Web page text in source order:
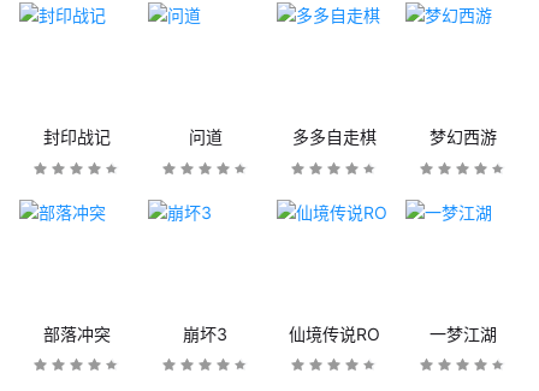
封印战记 问道 多多自走棋 梦幻西游
部落冲突 崩坏3 仙境传说RO 一梦江湖